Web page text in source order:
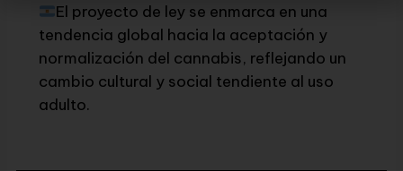
El proyecto de ley se enmarca en una
tendencia global hacia la aceptación y
normalización del cannabis, reflejando un
cambio cultural y social tendiente al uso
adulto.